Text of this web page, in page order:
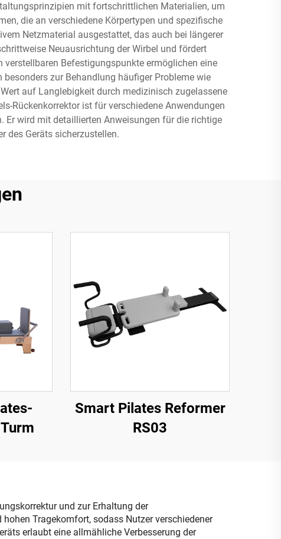
mit fortschrittlichen Materialien, um
die an verschiedene Körpertypen und spezifische
Netzmaterial ausgestattet, das auch bei längerer
Neuausrichtung der Wirbel und fördert
Befestigungspunkte ermöglichen eine
zur Behandlung häufiger Probleme wie
auf Langlebigkeit durch medizinisch zugelassene
Rückenkorrektor ist für verschiedene Anwendungen
Er wird mit detaillierten Anweisungen für die richtige
des Geräts sicherzustellen.
Smart Pilates Reformer
RS03
und zur Erhaltung der
Tragekomfort, sodass Nutzer verschiedener
erlaubt eine allmähliche Verbesserung der